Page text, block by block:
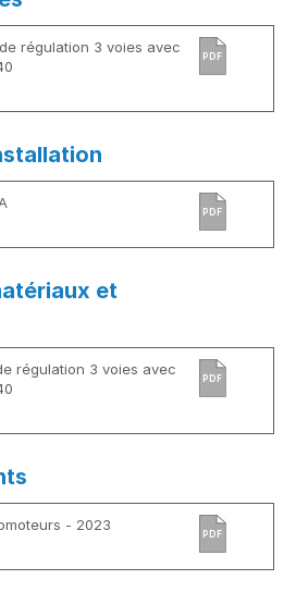
régulation 3 voies avec
PDF
PDF
et
régulation 3 voies avec
PDF
- 2023
PDF